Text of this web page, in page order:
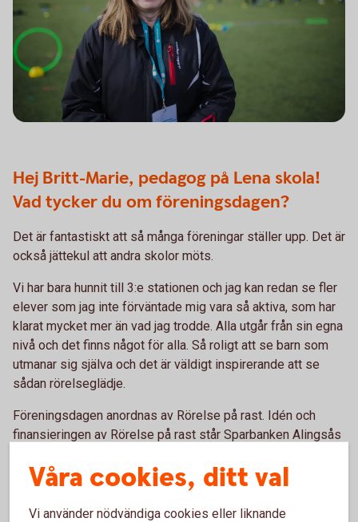
Hej Britt-Marie, pedagog på Lena skola!
Vad tycker du om föreningsdagen?
Det är fantastiskt att så många föreningar ställer upp. Det är
också jättekul att andra skolor möts.
Vi har bara hunnit till 3:e stationen och jag kan redan se fler
elever som jag inte förväntade mig vara så aktiva, som har
klarat mycket mer än vad jag trodde. Alla utgår från sin egna
nivå och det finns något för alla. Så roligt att se barn som
utmanar sig själva och det är väldigt inspirerande att se
sådan rörelseglädje.
Föreningsdagen anordnas av Rörelse på rast. Idén och
finansieringen av Rörelse på rast står Sparbanken Alingsås
Götaland på uppdrag av skolförvaltningarna i kommunerna.
Våra cookies, ditt val
Vi använder nödvändiga cookies eller liknande